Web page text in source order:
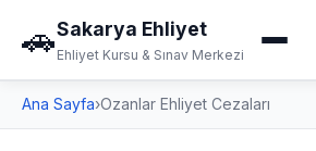
🚗Sakarya Ehliyet
Ehliyet Kursu & Sınav Merkezi
Ana Sayfa›Ozanlar Ehliyet Cezaları